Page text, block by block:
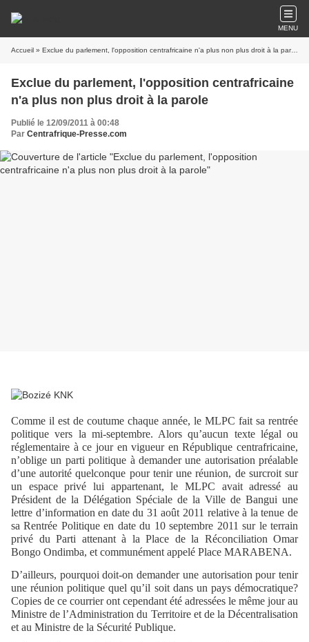
MENU
Accueil » Exclue du parlement, l'opposition centrafricaine n'a plus non plus droit à la parole
Exclue du parlement, l'opposition centrafricaine
n'a plus non plus droit à la parole
Publié le 12/09/2011 à 00:48
Par Centrafrique-Presse.com
Comme il est de coutume chaque année, le MLPC fait sa rentrée
politique vers la mi-septembre. Alors qu’aucun texte légal ou
réglementaire à ce jour en vigueur en République centrafricaine,
n’oblige un parti politique à demander une autorisation préalable
d’une autorité quelconque pour tenir une réunion, de surcroit sur
un espace privé lui appartenant, le MLPC avait adressé au
Président de la Délégation Spéciale de la Ville de Bangui une
lettre d’information en date du 31 août 2011 relative à la tenue de
sa Rentrée Politique en date du 10 septembre 2011 sur le terrain
privé du Parti attenant à la Place de la Réconciliation Omar
Bongo Ondimba, et communément appelé Place MARABENA.
D’ailleurs, pourquoi doit-on demander une autorisation pour tenir
une réunion politique quel qu’il soit dans un pays démocratique?
Copies de ce courrier ont cependant été adressées le même jour au
Ministre de l’Administration du Territoire et de la Décentralisation
et au Ministre de la Sécurité Publique.